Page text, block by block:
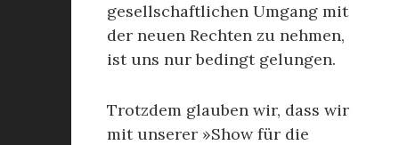
gesellschaftlichen Umgang mit
der neuen Rechten zu nehmen,
ist uns nur bedingt gelungen.
Trotzdem glauben wir, dass wir
mit unserer »Show für die